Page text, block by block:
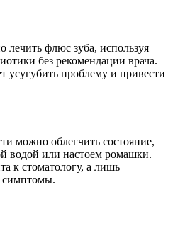
лечить флюс зуба, используя
без рекомендации врача.
усугубить проблему и привести
можно облегчить состояние,
водой или настоем ромашки.
к стоматологу, а лишь
симптомы.